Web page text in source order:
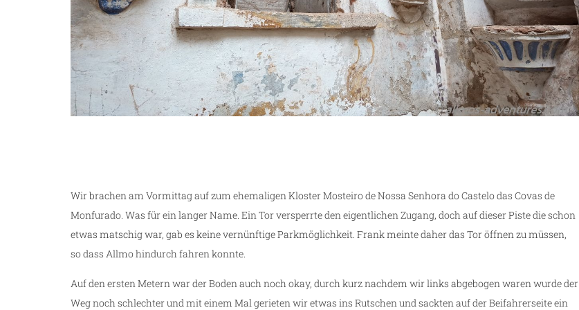
Wir brachen am Vormittag auf zum ehemaligen Kloster Mosteiro de Nossa Senhora do Castelo das Covas de
Monfurado. Was für ein langer Name. Ein Tor versperrte den eigentlichen Zugang, doch auf dieser Piste die schon
etwas matschig war, gab es keine vernünftige Parkmöglichkeit. Frank meinte daher das Tor öffnen zu müssen,
so dass Allmo hindurch fahren konnte.
Auf den ersten Metern war der Boden auch noch okay, durch kurz nachdem wir links abgebogen waren wurde der
Weg noch schlechter und mit einem Mal gerieten wir etwas ins Rutschen und sackten auf der Beifahrerseite ein